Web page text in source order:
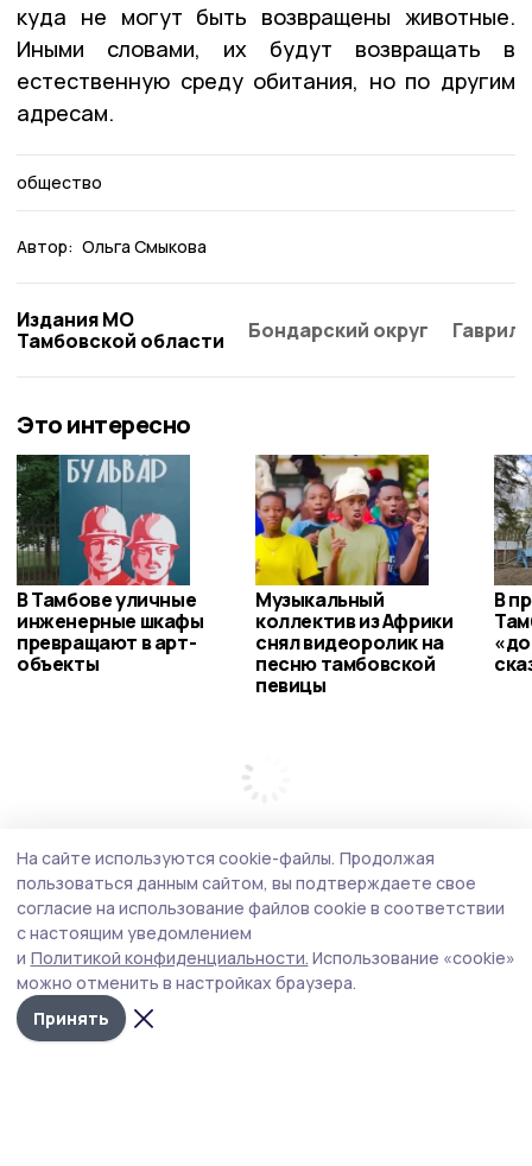
куда не могут быть возвращены животные.
Иными словами, их будут возвращать в
естественную среду обитания, но по другим
адресам.
общество
Автор: Ольга Смыкова
Издания МО
Тамбовской области
Бондарский округ
Это интересно
В Тамбове уличные
инженерные шкафы
превращают в арт-
объекты
Музыкальный
коллектив из Африки
снял видеоролик на
песню тамбовской
певицы
В
На сайте используются cookie-файлы. Продолжая
пользоваться данным сайтом, вы подтверждаете свое
согласие на использование файлов cookie в соответствии
с настоящим уведомлением
и Политикой конфиденциальности. Использование «cookie»
можно отменить в настройках браузера.
Принять